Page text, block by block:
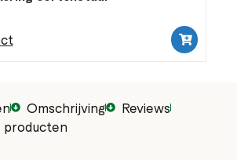
Omschrijving
Reviews
producten